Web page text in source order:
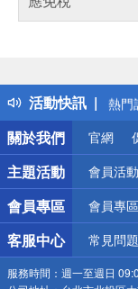
活動快訊
得獎
熱門
銀行
偏遠
詐騙
關於我們
官網
主題活動 會員活動
會員專區 會員專區
客服中心 常見問題
服務時間： 週一至週日